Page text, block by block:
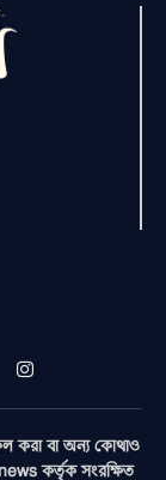
Instagram
করা বা অন্য কোথাও
কর্তৃক সংরক্ষিত